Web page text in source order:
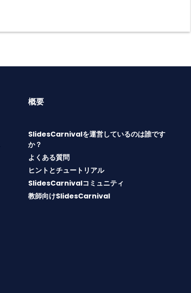
概要
SlidesCarnivalを運営しているのは誰です
か？
よくある質問
ヒントとチュートリアル
SlidesCarnivalコミュニティ
教師向けSlidesCarnival